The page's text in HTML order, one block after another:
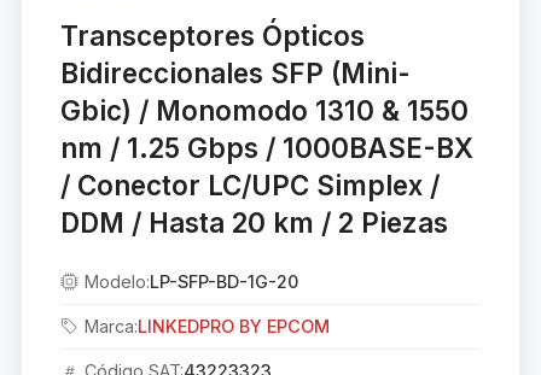
Transceptores Ópticos
Bidireccionales SFP (Mini-
Gbic) / Monomodo 1310 & 1550
nm / 1.25 Gbps / 1000BASE-BX
/ Conector LC/UPC Simplex /
DDM / Hasta 20 km / 2 Piezas
Modelo:LP-SFP-BD-1G-20
Marca:LINKEDPRO BY EPCOM
Código SAT:43223323